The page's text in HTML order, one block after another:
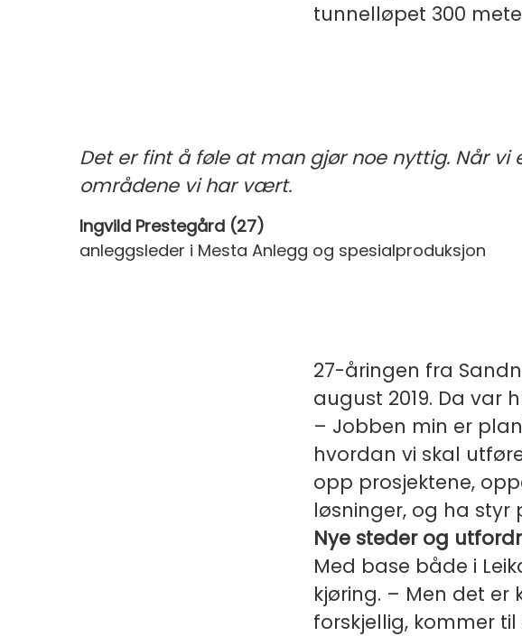
tunnelløpet 300
Det er fint å føle at man gjør noe nyttig. Når
områdene vi har vært.
Ingvild Prestegård (27)
anleggsleder i Mesta Anlegg og spesialproduksjon
27-åringen fra
august 2019. Da var
– Jobben min er
hvordan vi skal
opp prosjektene,
løsninger, og ha styr
Nye steder og
Med base både i
kjøring. – Men det er
forskjellig, kommer